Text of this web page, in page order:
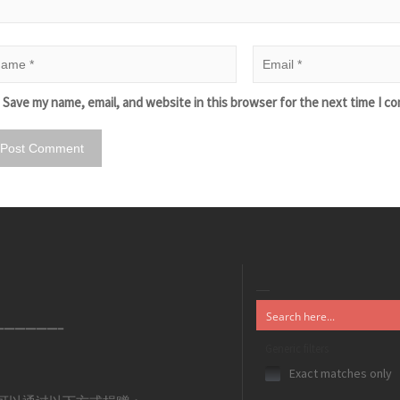
Save my name, email, and website in this browser for the next time I
Exact matches only